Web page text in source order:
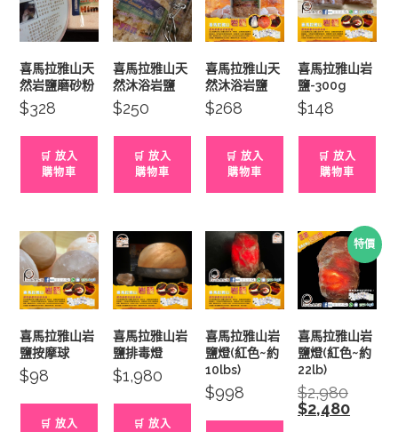
喜馬拉雅山天
然岩鹽磨砂粉
$328
🛒 放入
購物車
喜馬拉雅山天
然沐浴岩鹽
$250
🛒 放入
購物車
喜馬拉雅山天
然沐浴岩鹽
$268
🛒 放入
購物車
喜馬拉雅山岩
鹽-300g
$148
🛒 放入
購物車
喜馬拉雅山岩
鹽按摩球
$98
🛒 放入
喜馬拉雅山岩
鹽排毒燈
$1,980
🛒 放入
喜馬拉雅山岩
鹽燈(紅色~約
10lbs)
$998
特價
喜馬拉雅山岩
鹽燈(紅色~約
22lb)
$2,980Original
price
was:
$2,480Current
price